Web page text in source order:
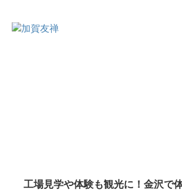
工場見学や体験も観光に！金沢で